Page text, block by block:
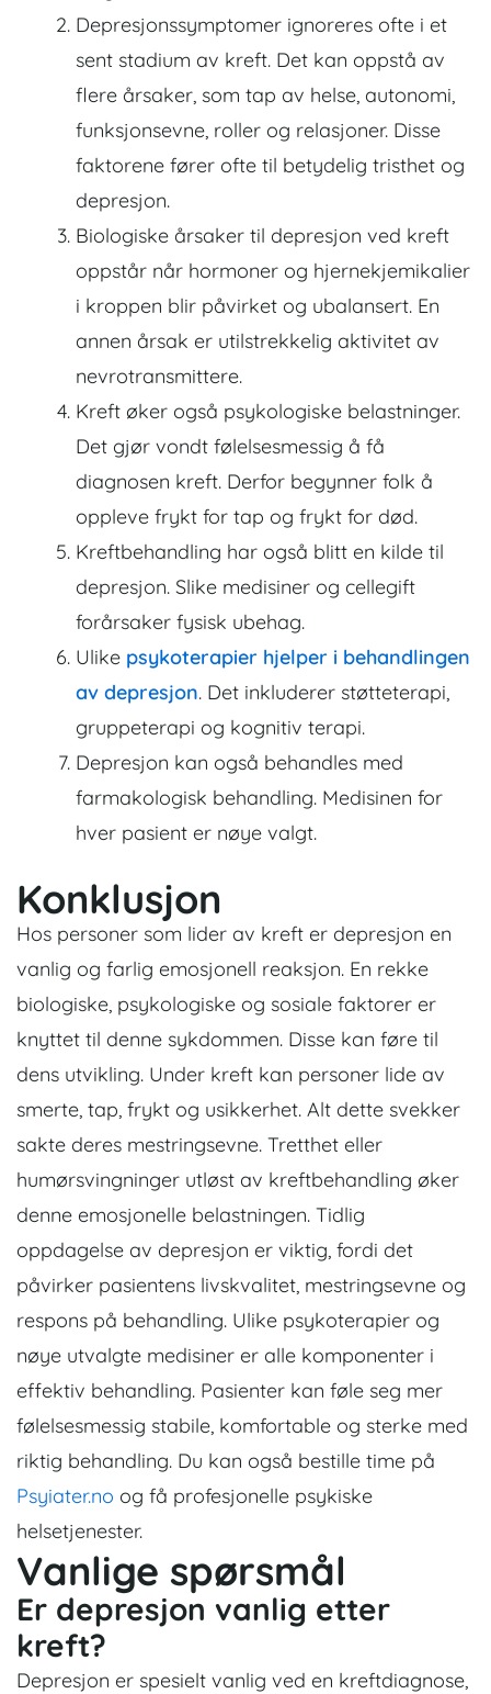
Depresjonssymptomer ignoreres ofte i et
sent stadium av kreft. Det kan oppstå av
flere årsaker, som tap av helse, autonomi,
funksjonsevne, roller og relasjoner. Disse
faktorene fører ofte til betydelig tristhet og
depresjon.
Biologiske årsaker til depresjon ved kreft
oppstår når hormoner og hjernekjemikalier
i kroppen blir påvirket og ubalansert. En
annen årsak er utilstrekkelig aktivitet av
nevrotransmittere.
Kreft øker også psykologiske belastninger.
Det gjør vondt følelsesmessig å få
diagnosen kreft. Derfor begynner folk å
oppleve frykt for tap og frykt for død.
Kreftbehandling har også blitt en kilde til
depresjon. Slike medisiner og cellegift
forårsaker fysisk ubehag.
Ulike psykoterapier hjelper i behandlingen
av depresjon. Det inkluderer støtteterapi,
gruppeterapi og kognitiv terapi.
Depresjon kan også behandles med
farmakologisk behandling. Medisinen for
hver pasient er nøye valgt.
Konklusjon
Hos personer som lider av kreft er depresjon en
vanlig og farlig emosjonell reaksjon. En rekke
biologiske, psykologiske og sosiale faktorer er
knyttet til denne sykdommen. Disse kan føre til
dens utvikling. Under kreft kan personer lide av
smerte, tap, frykt og usikkerhet. Alt dette svekker
sakte deres mestringsevne. Tretthet eller
humørsvingninger utløst av kreftbehandling øker
denne emosjonelle belastningen. Tidlig
oppdagelse av depresjon er viktig, fordi det
påvirker pasientens livskvalitet, mestringsevne og
respons på behandling. Ulike psykoterapier og
nøye utvalgte medisiner er alle komponenter i
effektiv behandling. Pasienter kan føle seg mer
følelsesmessig stabile, komfortable og sterke med
riktig behandling. Du kan også bestille time på
Psyiater.no og få profesjonelle psykiske
helsetjenester.
Vanlige spørsmål
Er depresjon vanlig etter
kreft?
Depresjon er spesielt vanlig ved en kreftdiagnose,